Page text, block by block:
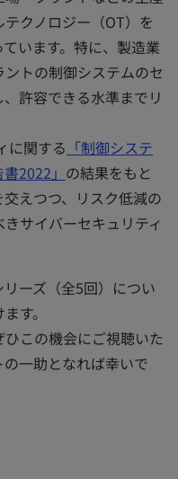
クノロジー（OT）を
います。特に、製造業
トの制御システムのセ
許容できる水準までリ
に関する 「制御システ
2022」 の結果をもと
えつつ、リスク低減の
サイバーセキュリティ
ーズ（全5回）につい
す。
この機会にご視聴いた
一助となれば幸いで